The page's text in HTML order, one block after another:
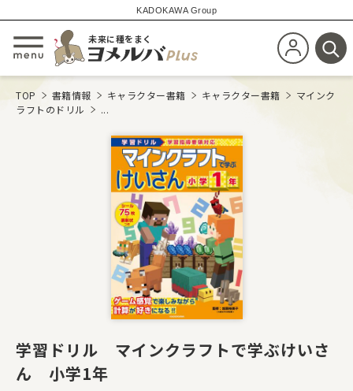
KADOKAWA Group
メニューを開閉する
未来に種をまく
新規会員登
検
TOP 書籍情報 キャラクター書籍 キャラクター書籍
マインク
ラフトのドリル
...
学習ドリル マインクラフトで学ぶけいさ
ん 小学1年